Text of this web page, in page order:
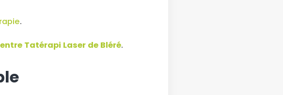
.
Tatérapi Laser de Bléré.